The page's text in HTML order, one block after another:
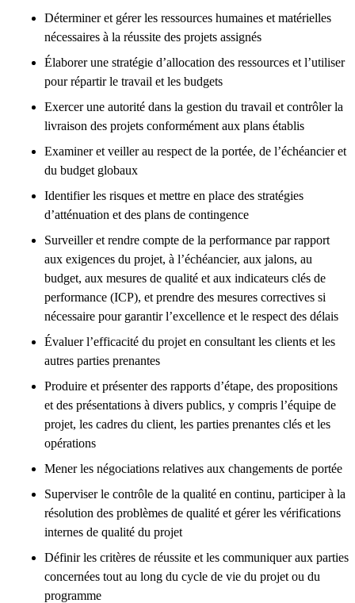
Déterminer et gérer les ressources humaines et matérielles
nécessaires à la réussite des projets assignés
Élaborer une stratégie d’allocation des ressources et l’utiliser
pour répartir le travail et les budgets
Exercer une autorité dans la gestion du travail et contrôler la
livraison des projets conformément aux plans établis
Examiner et veiller au respect de la portée, de l’échéancier et
du budget globaux
Identifier les risques et mettre en place des stratégies
d’atténuation et des plans de contingence
Surveiller et rendre compte de la performance par rapport
aux exigences du projet, à l’échéancier, aux jalons, au
budget, aux mesures de qualité et aux indicateurs clés de
performance (ICP), et prendre des mesures correctives si
nécessaire pour garantir l’excellence et le respect des délais
Évaluer l’efficacité du projet en consultant les clients et les
autres parties prenantes
Produire et présenter des rapports d’étape, des propositions
et des présentations à divers publics, y compris l’équipe de
projet, les cadres du client, les parties prenantes clés et les
opérations
Mener les négociations relatives aux changements de portée
Superviser le contrôle de la qualité en continu, participer à la
résolution des problèmes de qualité et gérer les vérifications
internes de qualité du projet
Définir les critères de réussite et les communiquer aux parties
concernées tout au long du cycle de vie du projet ou du
programme